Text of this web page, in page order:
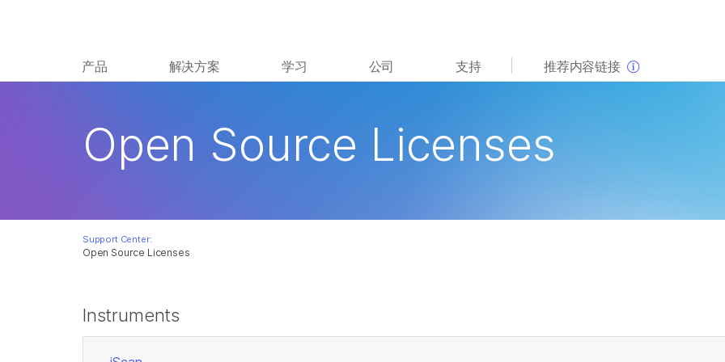
产品 解决方案 学习 公司 支持 推荐内容链接
Open Source Licenses
Open Source Licenses
Support Center:
Instruments
查看更多相关内容。选择您感兴趣的领域:
农业基因组学
复杂疾病